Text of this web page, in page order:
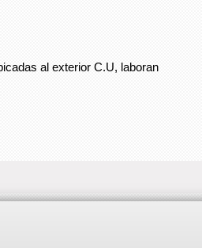
al exterior C.U, laboran